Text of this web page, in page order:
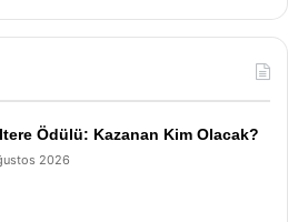
Ödülü: Kazanan Kim Olacak?
2026